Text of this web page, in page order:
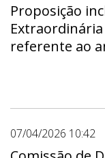
Proposição
Extraordinária
referente ao
27/04/2026 -
07/04/2026 10:42